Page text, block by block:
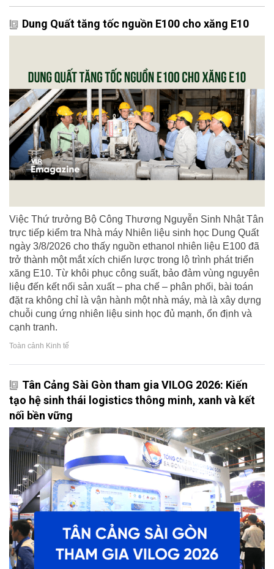
Dung Quất tăng tốc nguồn E100 cho xăng E10
Việc Thứ trưởng Bộ Công Thương Nguyễn Sinh Nhật Tân
trực tiếp kiểm tra Nhà máy Nhiên liệu sinh học Dung Quất
ngày 3/8/2026 cho thấy nguồn ethanol nhiên liệu E100 đã
trở thành một mắt xích chiến lược trong lộ trình phát triển
xăng E10. Từ khôi phục công suất, bảo đảm vùng nguyên
liệu đến kết nối sản xuất – pha chế – phân phối, bài toán
đặt ra không chỉ là vận hành một nhà máy, mà là xây dựng
chuỗi cung ứng nhiên liệu sinh học đủ mạnh, ổn định và
cạnh tranh.
Toàn cảnh Kinh tế
Tân Cảng Sài Gòn tham gia VILOG 2026: Kiến
tạo hệ sinh thái logistics thông minh, xanh và kết
nối bền vững